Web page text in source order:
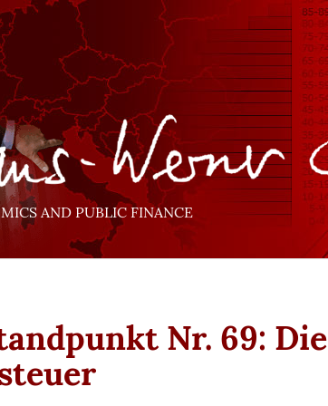
AND PUBLIC FINANCE
Nr. 69: Die